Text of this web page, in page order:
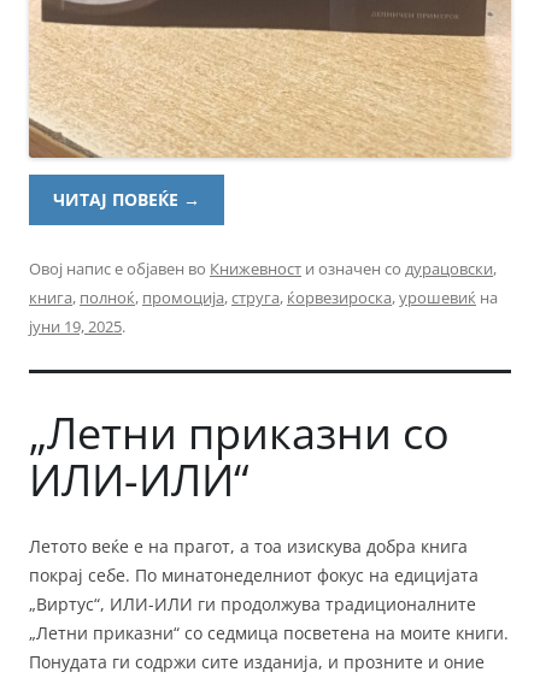
ЧИТАЈ ПОВЕЌЕ →
Овој напис е објавен во Книжевност и означен со дурацовски,
книга, полноќ, промоција,струга, ќорвезироска,урошевиќ на
јуни 19, 2025.
„Летни приказни со
ИЛИ-ИЛИ“
Летото веќе е на прагот, а тоа изискува добра книга
покрај себе. По минатонеделниот фокус на едицијата
„Виртус“, ИЛИ-ИЛИ ги продолжува традиционалните
„Летни приказни“ со седмица посветена на моите книги.
Понудата ги содржи сите изданија, и прозните и оние